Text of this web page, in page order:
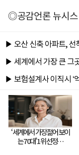
◎공감언론 뉴시스